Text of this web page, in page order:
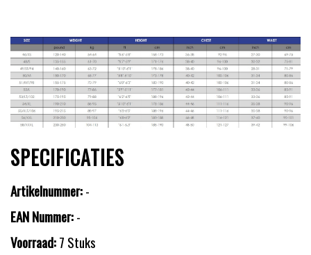
SPECIFICATIES
Artikelnummer:-
EAN Nummer:-
Voorraad:7 Stuks